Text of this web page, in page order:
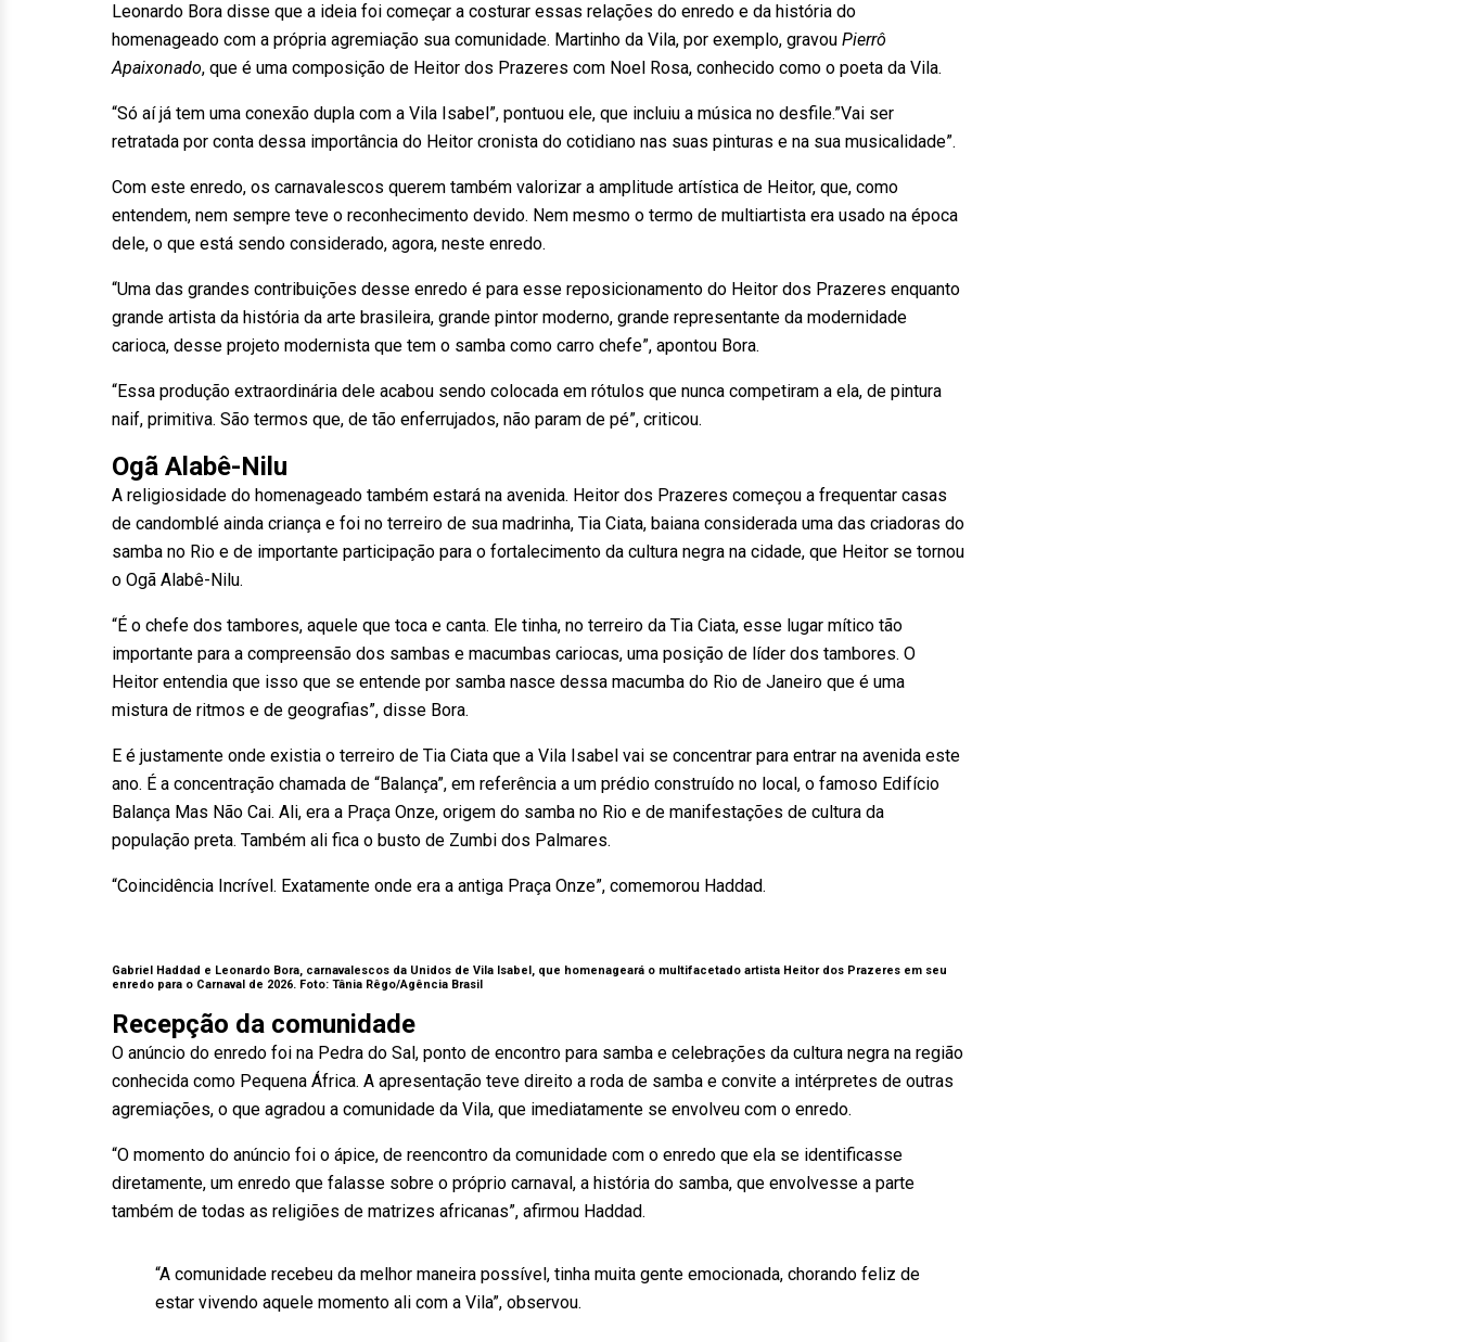
Leonardo Bora disse que a ideia foi começar a costurar essas relações do enredo e da história do
homenageado com a própria agremiação sua comunidade. Martinho da Vila, por exemplo, gravou Pierrô
Apaixonado, que é uma composição de Heitor dos Prazeres com Noel Rosa, conhecido como o poeta da Vila.
“Só aí já tem uma conexão dupla com a Vila Isabel”, pontuou ele, que incluiu a música no desfile.”Vai ser
retratada por conta dessa importância do Heitor cronista do cotidiano nas suas pinturas e na sua musicalidade”.
Com este enredo, os carnavalescos querem também valorizar a amplitude artística de Heitor, que, como
entendem, nem sempre teve o reconhecimento devido. Nem mesmo o termo de multiartista era usado na época
dele, o que está sendo considerado, agora, neste enredo.
“Uma das grandes contribuições desse enredo é para esse reposicionamento do Heitor dos Prazeres enquanto
grande artista da história da arte brasileira, grande pintor moderno, grande representante da modernidade
carioca, desse projeto modernista que tem o samba como carro chefe”, apontou Bora.
“Essa produção extraordinária dele acabou sendo colocada em rótulos que nunca competiram a ela, de pintura
naif, primitiva. São termos que, de tão enferrujados, não param de pé”, criticou.
Ogã Alabê-Nilu
A religiosidade do homenageado também estará na avenida. Heitor dos Prazeres começou a frequentar casas
de candomblé ainda criança e foi no terreiro de sua madrinha, Tia Ciata, baiana considerada uma das criadoras do
samba no Rio e de importante participação para o fortalecimento da cultura negra na cidade, que Heitor se tornou
o Ogã Alabê-Nilu.
“É o chefe dos tambores, aquele que toca e canta. Ele tinha, no terreiro da Tia Ciata, esse lugar mítico tão
importante para a compreensão dos sambas e macumbas cariocas, uma posição de líder dos tambores. O
Heitor entendia que isso que se entende por samba nasce dessa macumba do Rio de Janeiro que é uma
mistura de ritmos e de geografias”, disse Bora.
E é justamente onde existia o terreiro de Tia Ciata que a Vila Isabel vai se concentrar para entrar na avenida este
ano. É a concentração chamada de “Balança”, em referência a um prédio construído no local, o famoso Edifício
Balança Mas Não Cai. Ali, era a Praça Onze, origem do samba no Rio e de manifestações de cultura da
população preta. Também ali fica o busto de Zumbi dos Palmares.
“Coincidência Incrível. Exatamente onde era a antiga Praça Onze”, comemorou Haddad.
Gabriel Haddad e Leonardo Bora, carnavalescos da Unidos de Vila Isabel, que homenageará o multifacetado artista Heitor dos Prazeres em seu
enredo para o Carnaval de 2026. Foto: Tânia Rêgo/Agência Brasil
Recepção da comunidade
O anúncio do enredo foi na Pedra do Sal, ponto de encontro para samba e celebrações da cultura negra na região
conhecida como Pequena África. A apresentação teve direito a roda de samba e convite a intérpretes de outras
agremiações, o que agradou a comunidade da Vila, que imediatamente se envolveu com o enredo.
“O momento do anúncio foi o ápice, de reencontro da comunidade com o enredo que ela se identificasse
diretamente, um enredo que falasse sobre o próprio carnaval, a história do samba, que envolvesse a parte
também de todas as religiões de matrizes africanas”, afirmou Haddad.
“A comunidade recebeu da melhor maneira possível, tinha muita gente emocionada, chorando feliz de
estar vivendo aquele momento ali com a Vila”, observou.